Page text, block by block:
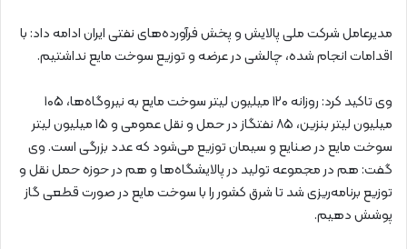
مدیرعامل شرکت ملی پالایش و پخش فرآورده‌های نفتی ایران ادامه داد: با
اقدامات انجام شده، چالشی در عرضه و توزیع سوخت مایع نداشتیم.
وی تاکید کرد: روزانه ۱۲۰ میلیون لیتر سوخت مایع به نیروگاه‌ها، ۱۰۵
میلیون لیتر بنزین، ۸۵ نفتگاز در حمل و نقل عمومی و ۱۵ میلیون لیتر
سوخت مایع در صنایع و سیمان توزیع می‌شود که عدد بزرگی است. وی
گفت: هم در مجموعه تولید در پالایشگاه‌ها و هم در حوزه حمل نقل و
توزیع برنامه‌ریزی شد تا شرق کشور را با سوخت مایع در صورت قطعی گاز
پوشش دهیم.